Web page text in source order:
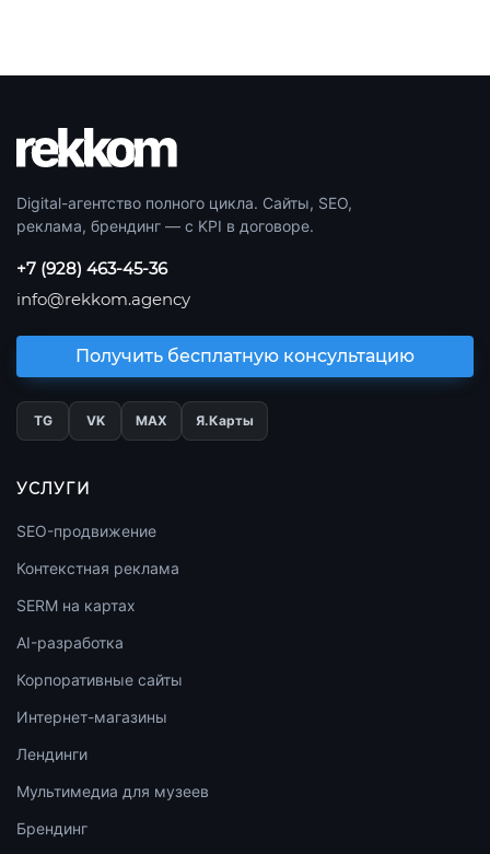
Digital-агентство полного цикла. Сайты, SEO,
реклама, брендинг — с KPI в договоре.
+7 (928) 463-45-36
info@rekkom.agency
Получить бесплатную консультацию
TG VK МАХ Я.Карты
УСЛУГИ
SEO-продвижение
Контекстная реклама
SERM на картах
AI-разработка
Корпоративные сайты
Интернет-магазины
Лендинги
Мультимедиа для музеев
Брендинг